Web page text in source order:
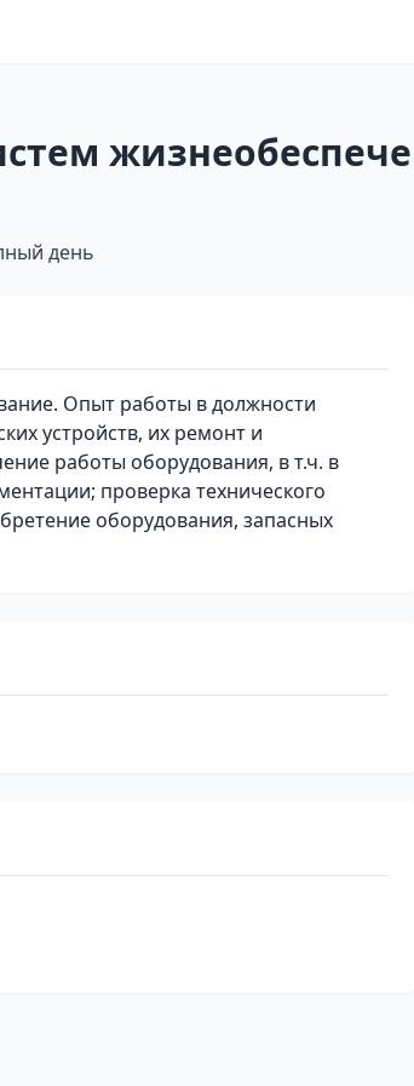
день
Опыт работы в должности
устройств, их ремонт и
работы оборудования, в т.ч. в
проверка технического
оборудования, запасных